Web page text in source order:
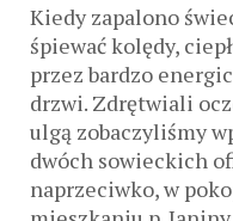
Kiedy zapalono
śpiewać kolędy,
przez bardzo
drzwi. Zdrętwiali
ulgą zobaczyliśmy
dwóch sowieckich
naprzeciwko, w